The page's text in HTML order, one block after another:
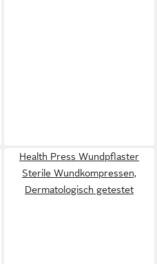
Health Press Wundpflaster
Sterile Wundkompressen,
Dermatologisch getestet